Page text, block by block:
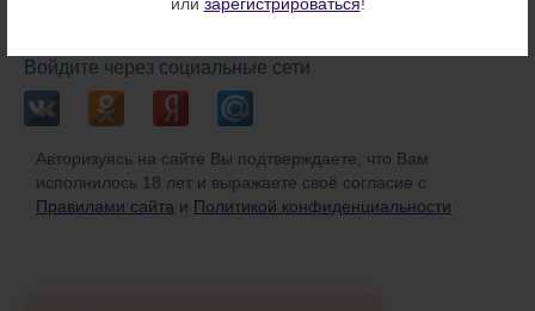
Войдите через социальные сети
Авторизуясь на сайте Вы подтверждаете, что Вам
исполнилось 18 лет и выражаете своё согласие с
Правилами сайта и Политикой конфиденциальности